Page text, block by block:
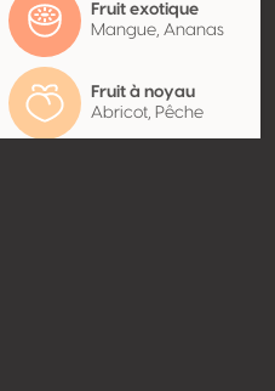
Fruit exotique
Mangue, Ananas
Fruit à noyau
Abricot, Pêche